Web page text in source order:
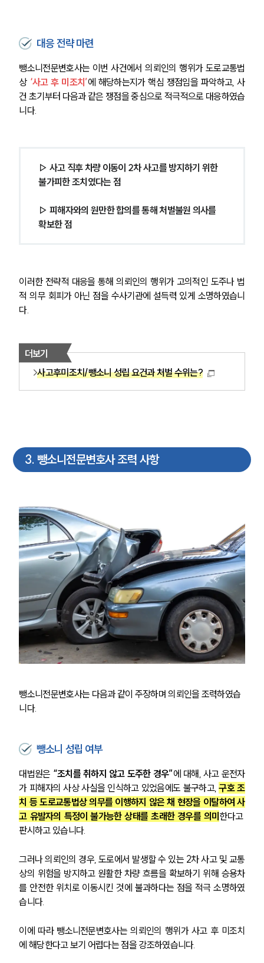
대응 전략 마련
뺑소니전문변호사는 이번 사건에서 의뢰인의 행위가 도로교통법
상 ‘사고 후 미조치’에 해당하는지가 핵심 쟁점임을 파악하고, 사
건 초기부터 다음과 같은 쟁점을 중심으로 적극적으로 대응하였습
니다.
▷ 사고 직후 차량 이동이 2차 사고를 방지하기 위한
불가피한 조치였다는 점
▷ 피해자와의 원만한 합의를 통해 처벌불원 의사를
확보한 점
이러한 전략적 대응을 통해 의뢰인의 행위가 고의적인 도주나 법
적 의무 회피가 아닌 점을 수사기관에 설득력 있게 소명하였습니
다.
더보기
사고후미조치/뺑소니 성립 요건과 처벌 수위는?
3. 뺑소니전문변호사 조력 사항
뺑소니전문변호사는 다음과 같이 주장하며 의뢰인을 조력하였습
니다.
뺑소니 성립 여부
대법원은 “조치를 취하지 않고 도주한 경우”에 대해, 사고 운전자
가 피해자의 사상 사실을 인식하고 있었음에도 불구하고, 구호 조
치 등 도로교통법상 의무를 이행하지 않은 채 현장을 이탈하여 사
고 유발자의 특정이 불가능한 상태를 초래한 경우를 의미 한다고
판시하고 있습니다.
그러나 의뢰인의 경우, 도로에서 발생할 수 있는 2차 사고 및 교통
상의 위험을 방지하고 원활한 차량 흐름을 확보하기 위해 승용차
를 안전한 위치로 이동시킨 것에 불과하다는 점을 적극 소명하였
습니다.
이에 따라 뺑소니전문변호사는 의뢰인의 행위가 사고 후 미조치
에 해당한다고 보기 어렵다는 점을 강조하였습니다.